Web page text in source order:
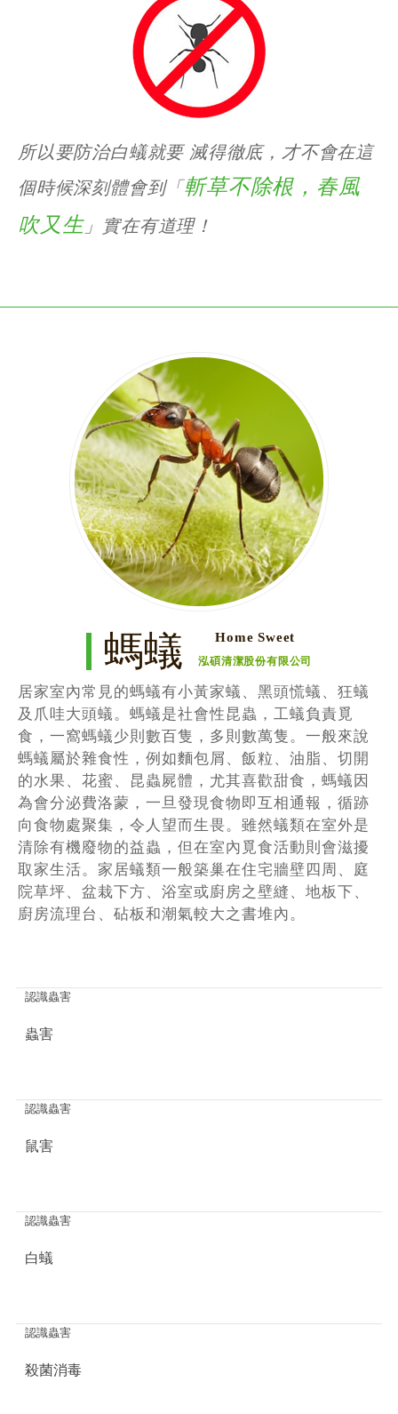
所以要防治白蟻就要 滅得徹底，才不會在這
個時候深刻體會到「斬草不除根，春風
吹又生」實在有道理！
螞蟻 Home Sweet
泓碩清潔股份有限公司
居家室內常見的螞蟻有小黃家蟻、黑頭慌蟻、狂蟻
及爪哇大頭蟻。螞蟻是社會性昆蟲，工蟻負責覓
食，一窩螞蟻少則數百隻，多則數萬隻。一般來說
螞蟻屬於雜食性，例如麵包屑、飯粒、油脂、切開
的水果、花蜜、昆蟲屍體，尤其喜歡甜食，螞蟻因
為會分泌費洛蒙，一旦發現食物即互相通報，循跡
向食物處聚集，令人望而生畏。雖然蟻類在室外是
清除有機廢物的益蟲，但在室內覓食活動則會滋擾
取家生活。家居蟻類一般築巢在住宅牆壁四周、庭
院草坪、盆栽下方、浴室或廚房之壁縫、地板下、
廚房流理台、砧板和潮氣較大之書堆內。
認識蟲害
蟲害
認識蟲害
鼠害
認識蟲害
白蟻
認識蟲害
殺菌消毒